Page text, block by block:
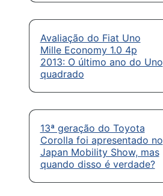
Avaliação do Fiat Uno
Mille Economy 1.0 4p
2013: O último ano do Uno
quadrado
13ª geração do Toyota
Corolla foi apresentado no
Japan Mobility Show, mas
quando disso é verdade?